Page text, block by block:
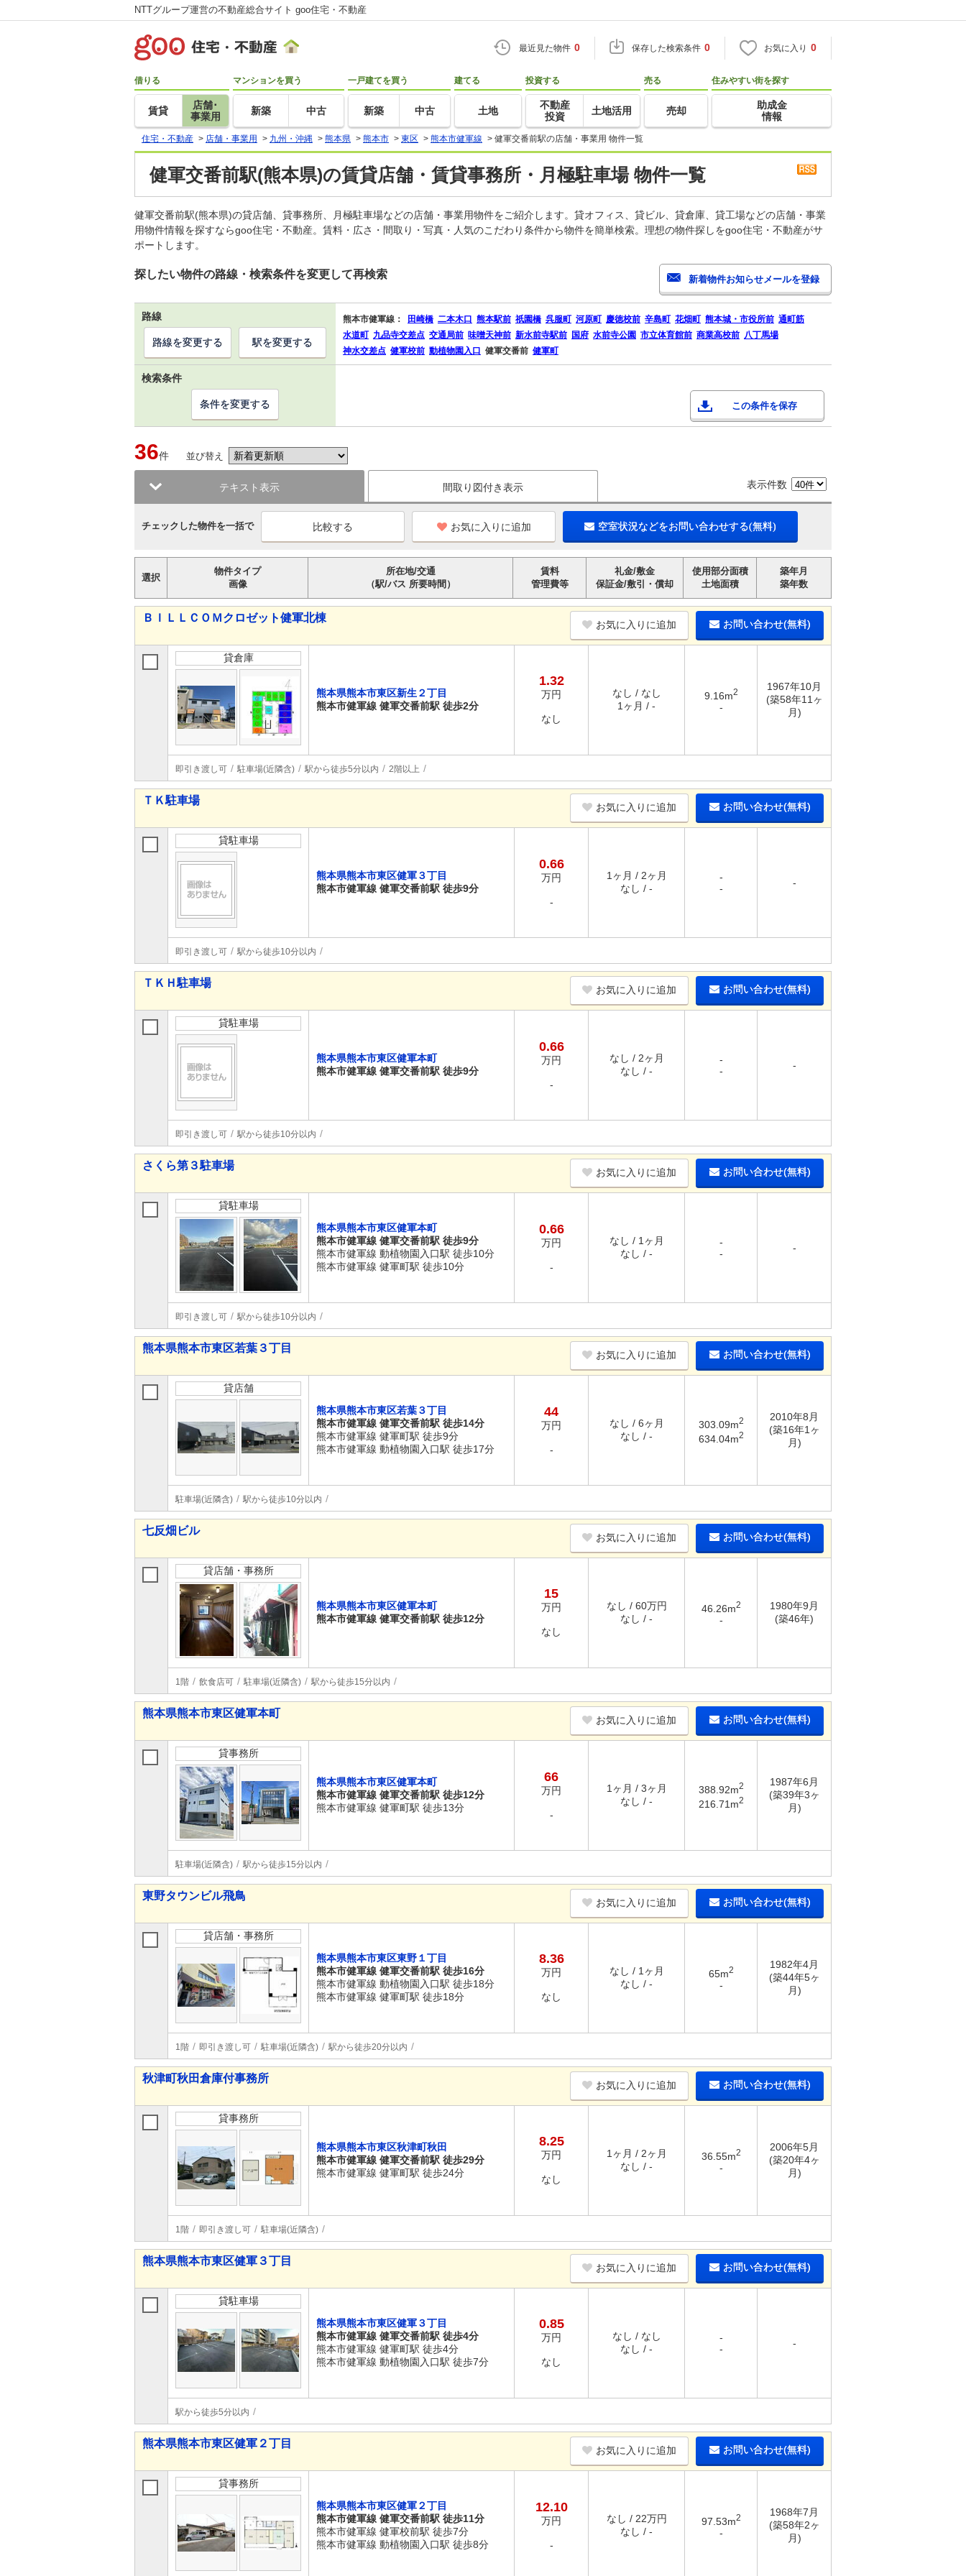
NTTグループ運営の不動産総合サイト goo住宅・不動産
最近見た物件 0 保存した検索条件 0 お気に入り 0
借りる
賃貸
店舗･
事業用
マンションを買う
新築 中古
一戸建てを買う
新築 中古
建てる
土地
投資する
不動産
投資
土地活用
売る
売却
住みやすい街を探す
助成金
情報
住宅・不動産 > 店舗・事業用 > 九州・沖縄 > 熊本県 > 熊本市 > 東区 > 熊本市健軍線 > 健軍交番前駅の店舗・事業用 物件一覧
健軍交番前駅(熊本県)の賃貸店舗・賃貸事務所・月極駐車場 物件一覧
健軍交番前駅(熊本県)の貸店舗、貸事務所、月極駐車場などの店舗・事業用物件をご紹介します。貸オフィス、貸ビル、貸倉庫、貸工場などの店舗・事業
用物件情報を探すならgoo住宅・不動産。賃料・広さ・間取り・写真・人気のこだわり条件から物件を簡単検索。理想の物件探しをgoo住宅・不動産がサ
ポートします。
探したい物件の路線・検索条件を変更して再検索
路線 熊本市健軍線： 田崎橋 二本木口 熊本駅前 祇園橋 呉服町 河原町 慶徳校前 辛島町 花畑町 熊本城・市役所前 通町筋
水道町 九品寺交差点 交通局前 味噌天神前 新水前寺駅前 国府 水前寺公園 市立体育館前 商業高校前 八丁馬場
神水交差点 健軍校前 動植物園入口 健軍交番前 健軍町
路線を変更する 駅を変更する
検索条件
この条件を保存
条件を変更する
36件 並び替え
テキスト表示 間取り図付き表示 表示件数
チェックした物件を一括で お気に入りに追加 空室状況などをお問い合わせする(無料)
選択
物件タイプ
画像
所在地/交通
（駅/バス 所要時間）
賃料
管理費等
礼金/敷金
保証金/敷引・償却
使用部分面積
土地面積
築年月
築年数
ＢＩＬＬＣＯＭクロゼット健軍北棟
お気に入りに追加 お問い合わせ(無料)
貸倉庫
熊本県熊本市東区新生２丁目
熊本市健軍線 健軍交番前駅 徒歩2分
1.32
万円
なし
なし / なし
1ヶ月 / -
9.16m2
-
1967年10月
(築58年11ヶ
月)
即引き渡し可 駐車場(近隣含) 駅から徒歩5分以内 2階以上
ＴＫ駐車場
お気に入りに追加 お問い合わせ(無料)
貸駐車場
熊本県熊本市東区健軍３丁目
熊本市健軍線 健軍交番前駅 徒歩9分
0.66
万円
-
1ヶ月 / 2ヶ月
なし / -
-
-
-
即引き渡し可 駅から徒歩10分以内
ＴＫＨ駐車場
お気に入りに追加 お問い合わせ(無料)
貸駐車場
熊本県熊本市東区健軍本町
熊本市健軍線 健軍交番前駅 徒歩9分
0.66
万円
-
なし / 2ヶ月
なし / -
-
-
-
即引き渡し可 駅から徒歩10分以内
さくら第３駐車場
お気に入りに追加 お問い合わせ(無料)
貸駐車場
熊本県熊本市東区健軍本町
熊本市健軍線 健軍交番前駅 徒歩9分
熊本市健軍線 動植物園入口駅 徒歩10分
熊本市健軍線 健軍町駅 徒歩10分
0.66
万円
-
なし / 1ヶ月
なし / -
-
-
-
即引き渡し可 駅から徒歩10分以内
熊本県熊本市東区若葉３丁目
お気に入りに追加 お問い合わせ(無料)
貸店舗
熊本県熊本市東区若葉３丁目
熊本市健軍線 健軍交番前駅 徒歩14分
熊本市健軍線 健軍町駅 徒歩9分
熊本市健軍線 動植物園入口駅 徒歩17分
44
万円
-
なし / 6ヶ月
なし / -
303.09m2
634.04m2
2010年8月
(築16年1ヶ
月)
駐車場(近隣含) 駅から徒歩10分以内
七反畑ビル
お気に入りに追加 お問い合わせ(無料)
貸店舗・事務所
熊本県熊本市東区健軍本町
熊本市健軍線 健軍交番前駅 徒歩12分
15
万円
なし
なし / 60万円
なし / -
46.26m2
-
1980年9月
(築46年)
1階 飲食店可 駐車場(近隣含) 駅から徒歩15分以内
熊本県熊本市東区健軍本町
お気に入りに追加 お問い合わせ(無料)
貸事務所
熊本県熊本市東区健軍本町
熊本市健軍線 健軍交番前駅 徒歩12分
熊本市健軍線 健軍町駅 徒歩13分
66
万円
-
1ヶ月 / 3ヶ月
なし / -
388.92m2
216.71m2
1987年6月
(築39年3ヶ
月)
駐車場(近隣含) 駅から徒歩15分以内
東野タウンビル飛鳥
お気に入りに追加 お問い合わせ(無料)
貸店舗・事務所
熊本県熊本市東区東野１丁目
熊本市健軍線 健軍交番前駅 徒歩16分
熊本市健軍線 動植物園入口駅 徒歩18分
熊本市健軍線 健軍町駅 徒歩18分
8.36
万円
なし
なし / 1ヶ月
なし / -
65m2
-
1982年4月
(築44年5ヶ
月)
1階 即引き渡し可 駐車場(近隣含) 駅から徒歩20分以内
秋津町秋田倉庫付事務所
お気に入りに追加 お問い合わせ(無料)
貸事務所
熊本県熊本市東区秋津町秋田
熊本市健軍線 健軍交番前駅 徒歩29分
熊本市健軍線 健軍町駅 徒歩24分
8.25
万円
なし
1ヶ月 / 2ヶ月
なし / -
36.55m2
-
2006年5月
(築20年4ヶ
月)
1階 即引き渡し可 駐車場(近隣含)
熊本県熊本市東区健軍３丁目
お気に入りに追加 お問い合わせ(無料)
貸駐車場
熊本県熊本市東区健軍３丁目
熊本市健軍線 健軍交番前駅 徒歩4分
熊本市健軍線 健軍町駅 徒歩4分
熊本市健軍線 動植物園入口駅 徒歩7分
0.85
万円
なし
なし / なし
なし / -
-
-
-
駅から徒歩5分以内
熊本県熊本市東区健軍２丁目
お気に入りに追加 お問い合わせ(無料)
貸事務所
熊本県熊本市東区健軍２丁目
熊本市健軍線 健軍交番前駅 徒歩11分
熊本市健軍線 健軍校前駅 徒歩7分
熊本市健軍線 動植物園入口駅 徒歩8分
12.10
万円
-
なし / 22万円
なし / -
97.53m2
-
1968年7月
(築58年2ヶ
月)